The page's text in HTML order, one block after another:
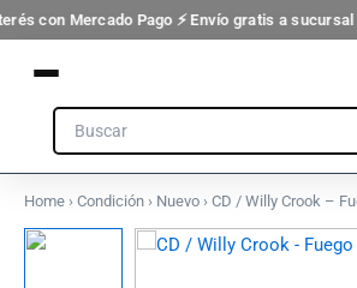
con Mercado Pago ⚡ Envío gratis a sucursal
Ir
al
contenido
Search
Home › Condición › Nuevo › CD / Willy Crook –
CD
Fuego
cantidad